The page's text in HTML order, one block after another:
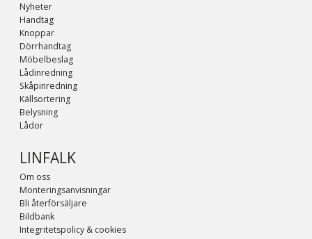
Nyheter
Handtag
Knoppar
Dörrhandtag
Möbelbeslag
Lådinredning
Skåpinredning
Källsortering
Belysning
Lådor
LINFALK
Om oss
Monteringsanvisningar
Bli återförsäljare
Bildbank
Integritetspolicy & cookies